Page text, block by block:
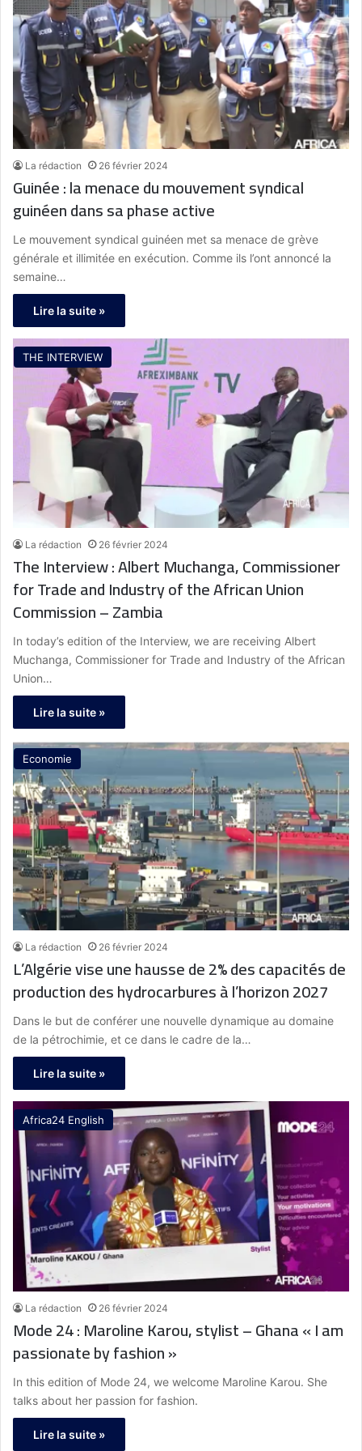
La rédaction 26 février 2024
Guinée : la menace du mouvement syndical
guinéen dans sa phase active
Le mouvement syndical guinéen met sa menace de grève
générale et illimitée en exécution. Comme ils l’ont annoncé la
semaine…
Lire la suite »
THE INTERVIEW
La rédaction 26 février 2024
The Interview : Albert Muchanga, Commissioner
for Trade and Industry of the African Union
Commission – Zambia
In today’s edition of the Interview, we are receiving Albert
Muchanga, Commissioner for Trade and Industry of the African
Union…
Lire la suite »
Economie
La rédaction 26 février 2024
L’Algérie vise une hausse de 2% des capacités de
production des hydrocarbures à l’horizon 2027
Dans le but de conférer une nouvelle dynamique au domaine
de la pétrochimie, et ce dans le cadre de la…
Lire la suite »
Africa24 English
La rédaction 26 février 2024
Mode 24 : Maroline Karou, stylist – Ghana « I am
passionate by fashion »
In this edition of Mode 24, we welcome Maroline Karou. She
talks about her passion for fashion.
Lire la suite »